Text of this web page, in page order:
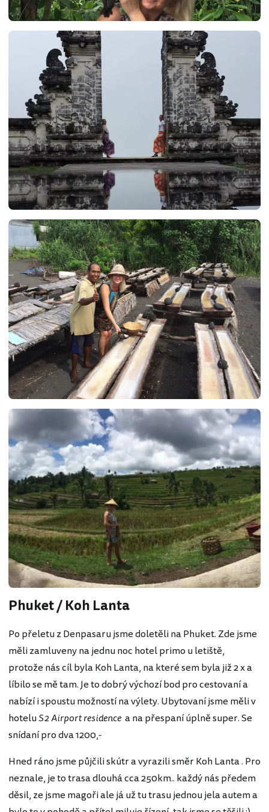
Phuket / Koh Lanta
Po přeletu z Denpasaru jsme doletěli na Phuket. Zde jsme
měli zamluveny na jednu noc hotel primo u letiště,
protože nás cíl byla Koh Lanta, na které sem byla již 2 x a
líbilo se mě tam. Je to dobrý výchozí bod pro cestovaní a
nabízí i spoustu možností na výlety. Ubytovaní jsme měli v
hoteluS2 Airport residence a na přespaní úplně super. Se
snídaní pro dva 1200,-
Hned ráno jsme půjčili skútr a vyrazili směr Koh Lanta . Pro
neznale, je to trasa dlouhá cca 250km.. každý nás předem
děsil, ze jsme magoři ale já už tu trasu jednou jela autem a